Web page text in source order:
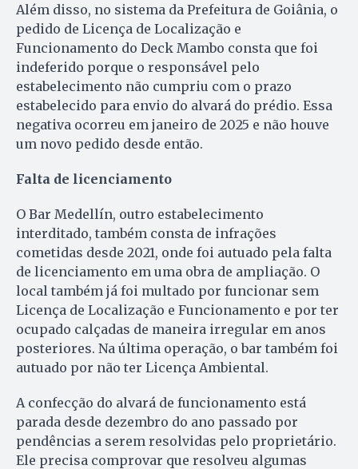
Além disso, no sistema da Prefeitura de Goiânia, o
pedido de Licença de Localização e
Funcionamento do Deck Mambo consta que foi
indeferido porque o responsável pelo
estabelecimento não cumpriu com o prazo
estabelecido para envio do alvará do prédio. Essa
negativa ocorreu em janeiro de 2025 e não houve
um novo pedido desde então.
Falta de licenciamento
O Bar Medellín, outro estabelecimento
interditado, também consta de infrações
cometidas desde 2021, onde foi autuado pela falta
de licenciamento em uma obra de ampliação. O
local também já foi multado por funcionar sem
Licença de Localização e Funcionamento e por ter
ocupado calçadas de maneira irregular em anos
posteriores. Na última operação, o bar também foi
autuado por não ter Licença Ambiental.
A confecção do alvará de funcionamento está
parada desde dezembro do ano passado por
pendências a serem resolvidas pelo proprietário.
Ele precisa comprovar que resolveu algumas